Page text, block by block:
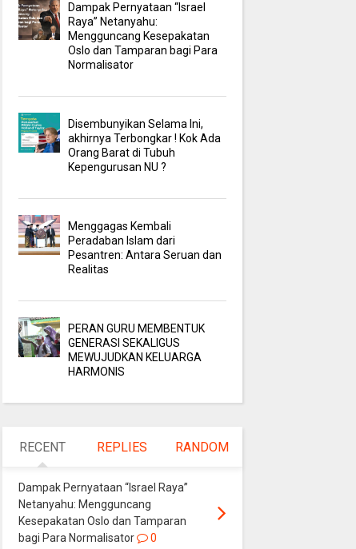
Dampak Pernyataan “Israel
Raya” Netanyahu:
Mengguncang Kesepakatan
Oslo dan Tamparan bagi Para
Normalisator
Disembunyikan Selama Ini,
akhirnya Terbongkar ! Kok Ada
Orang Barat di Tubuh
Kepengurusan NU ?
Menggagas Kembali
Peradaban Islam dari
Pesantren: Antara Seruan dan
Realitas
PERAN GURU MEMBENTUK
GENERASI SEKALIGUS
MEWUJUDKAN KELUARGA
HARMONIS
RECENT REPLIES RANDOM
Dampak Pernyataan “Israel Raya”
Netanyahu: Mengguncang
Kesepakatan Oslo dan Tamparan
bagi Para Normalisator
0